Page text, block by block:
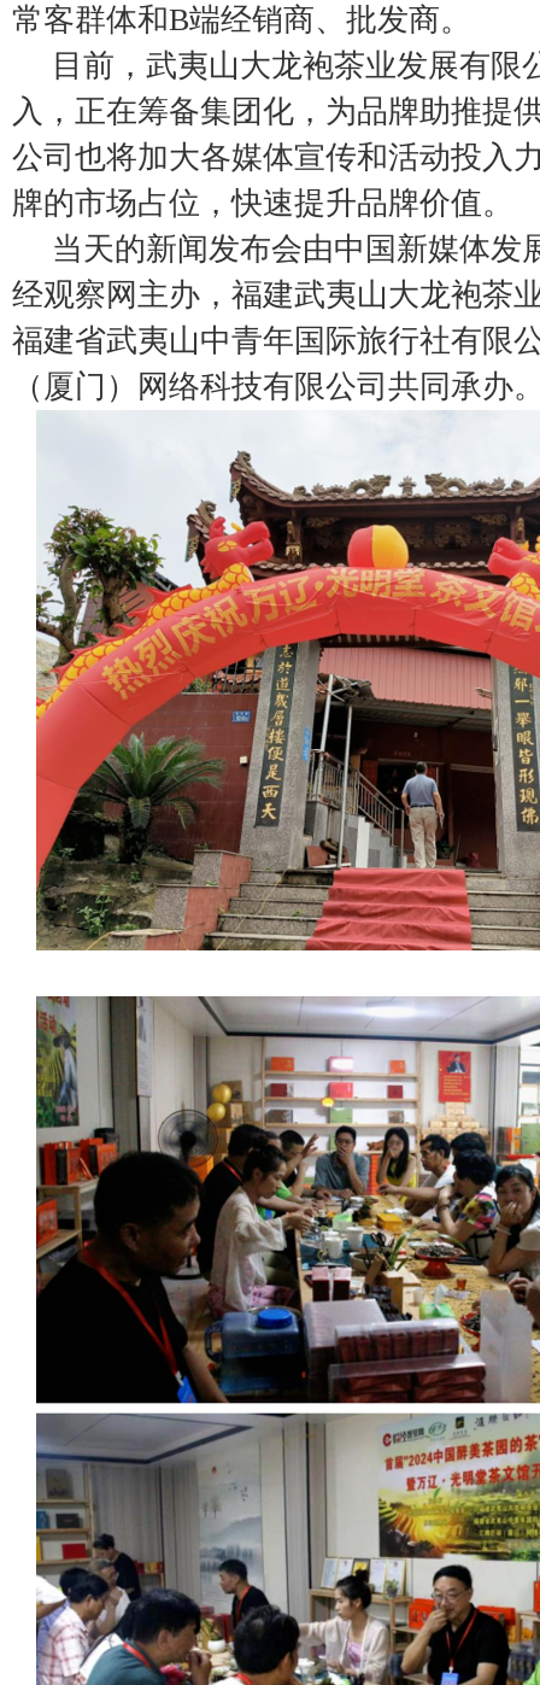
常客群体和B端经销商、批发商。
目前，武夷山大龙袍茶业发展有限
入，正在筹备集团化，为品牌助推提
公司也将加大各媒体宣传和活动投入
牌的市场占位，快速提升品牌价值。
当天的新闻发布会由中国新媒体发
经观察网主办，福建武夷山大龙袍茶
福建省武夷山中青年国际旅行社有限
（厦门）网络科技有限公司共同承办